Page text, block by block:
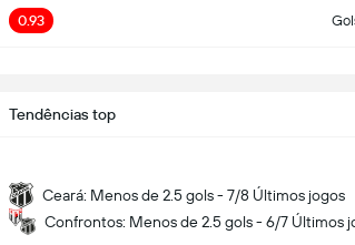
0.93
Tendências top
Ceará: Menos de 2.5 gols - 7/8 Últimos jogos
Confrontos: Menos de 2.5 gols - 6/7 Últimos